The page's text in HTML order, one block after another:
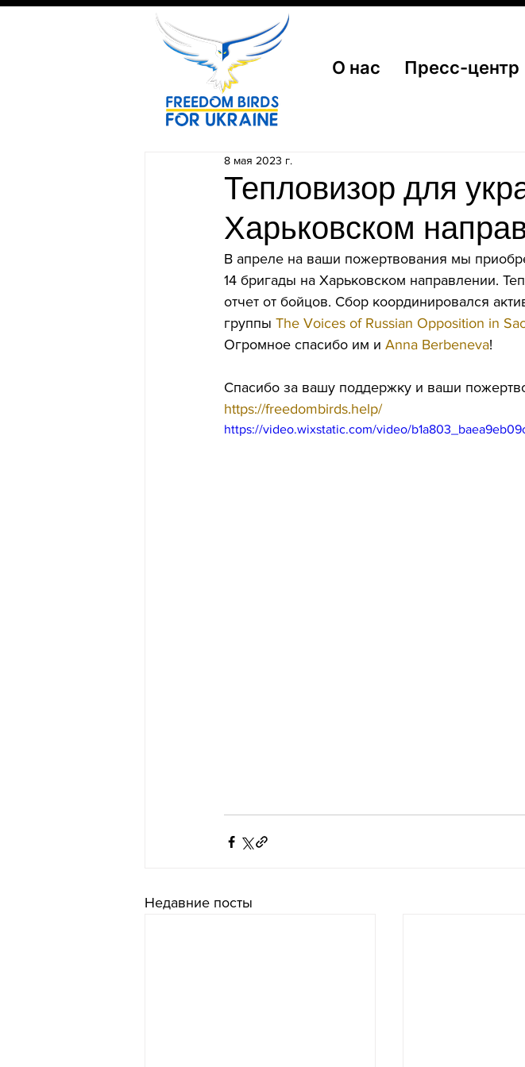
О нас Пресс-центр
Тепловизор для
Харьковском
8 мая 2023 г.
В апреле на ваши пожертвования мы
14 бригады на Харьковском направлении.
отчет от бойцов. Сбор координировался
группы The Voices of Russian Opposition in
Oгромное спасибо им и Anna Berbeneva!
Спасибо за вашу поддержку и ваши
https://freedombirds.help/
https://video.wixstatic.com/video/
Недавние посты